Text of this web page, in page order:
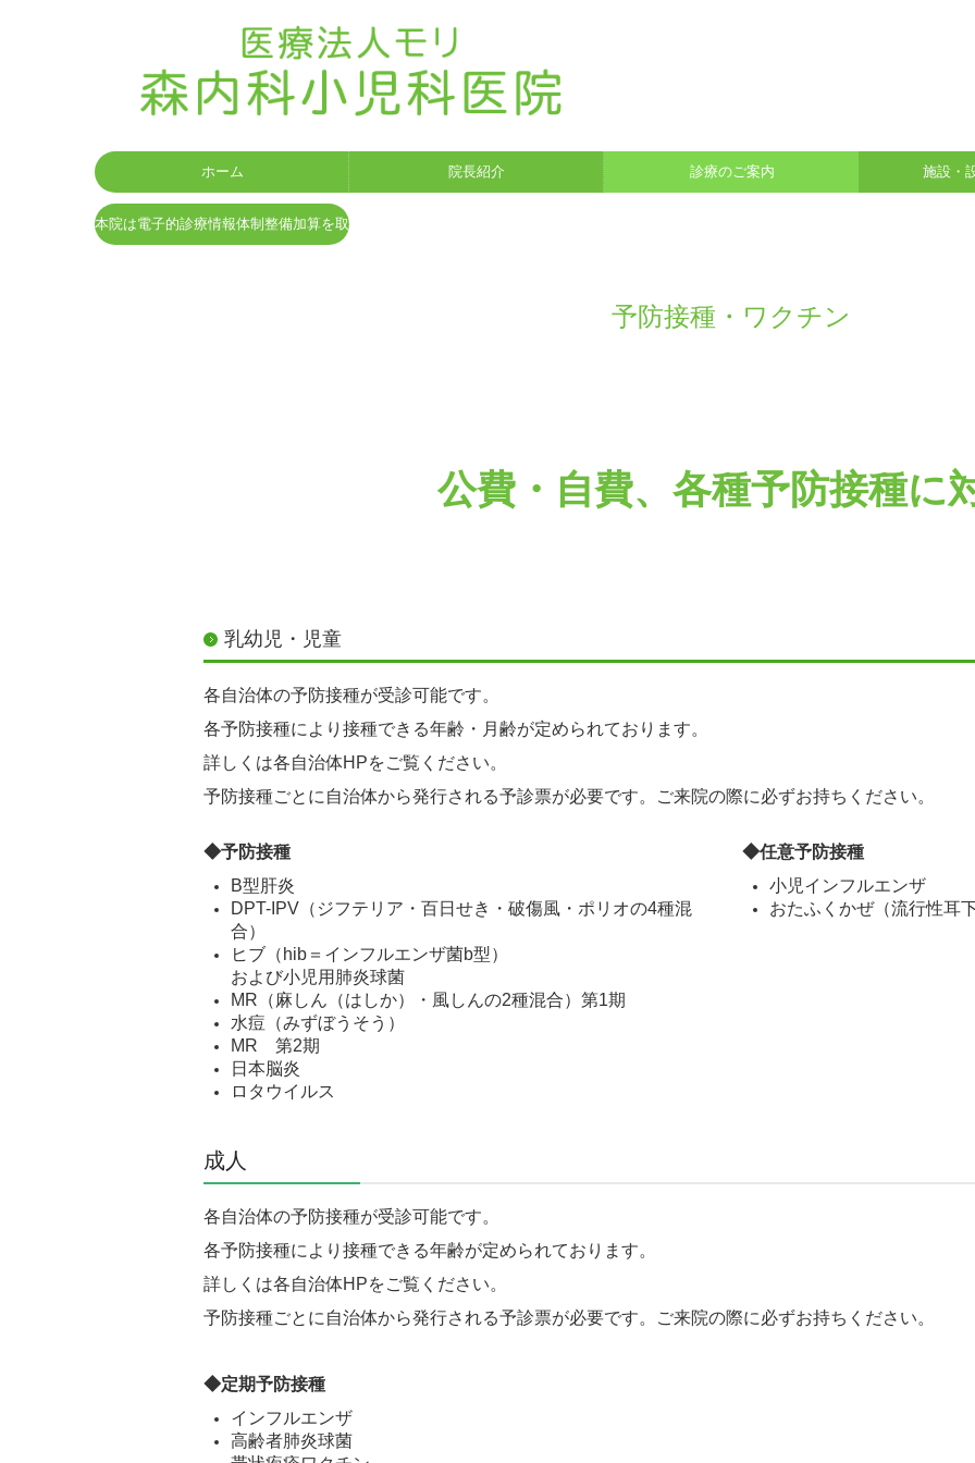
ホーム 院長紹介 診療のご案内 施設・
本院は電子的診療情報体制整備加算を取得しています。
予防接種・ワクチン
公費・自費、各種予防接種に
乳幼児・児童
各自治体の予防接種が受診可能です。
各予防接種により接種できる年齢・月齢が定められております。
詳しくは各自治体HPをご覧ください。
予防接種ごとに自治体から発行される予診票が必要です。ご来院の際に必ずお持ちください。
◆予防接種
B型肝炎
DPT-IPV（ジフテリア・百日せき・破傷風・ポリオの4種混
合）
ヒブ（hib＝インフルエンザ菌b型）
および小児用肺炎球菌
MR（麻しん（はしか）・風しんの2種混合）第1期
水痘（みずぼうそう）
MR 第2期
日本脳炎
ロタウイルス
◆任意予防接種
小児インフルエンザ
おたふくかぜ（流行性耳下
成人
各自治体の予防接種が受診可能です。
各予防接種により接種できる年齢が定められております。
詳しくは各自治体HPをご覧ください。
予防接種ごとに自治体から発行される予診票が必要です。ご来院の際に必ずお持ちください。
◆定期予防接種
インフルエンザ
高齢者肺炎球菌